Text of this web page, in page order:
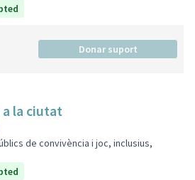
Donar suport
a la ciutat
de Barri
de convivència i joc, inclusius,